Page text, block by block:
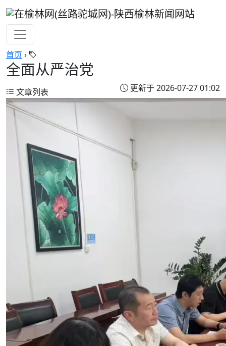
首页 ›
全面从严治党
更新于 2026-07-27 01:02
文章列表